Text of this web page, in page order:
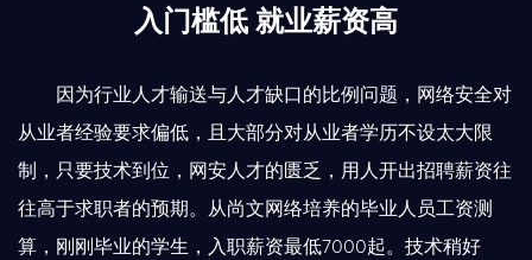
入门槛低 就业薪资高
因为行业人才输送与人才缺口的比例问题，网络安全对
从业者经验要求偏低，且大部分对从业者学历不设太大限
制，只要技术到位，网安人才的匮乏，用人开出招聘薪资往
往高于求职者的预期。从尚文网络培养的毕业人员工资测
算，刚刚毕业的学生，入职薪资最低7000起。技术稍好